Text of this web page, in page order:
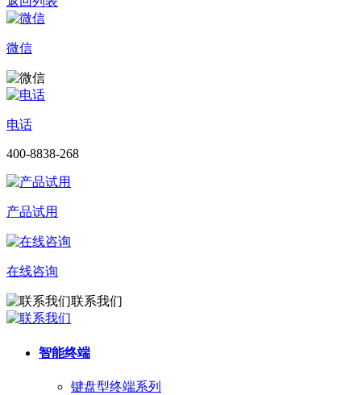
微信
电话
400-8838-268
产品试用
在线咨询
联系我们
智能终端
键盘型终端系列